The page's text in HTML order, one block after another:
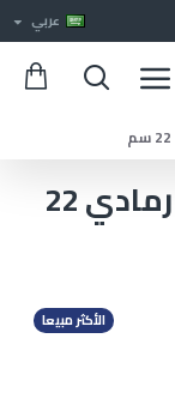
عربي
طاوات جرانيت اكسترما رمادي 22
الأكثر مبيعا